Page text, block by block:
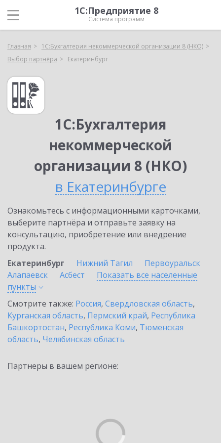
1С:Предприятие 8
Система программ
Главная
1С:Бухгалтерия некоммерческой организации 8 (НКО)
Выбор партнёра
Екатеринбург
1С:Бухгалтерия
некоммерческой
организации 8 (НКО)
в Екатеринбурге
Ознакомьтесь с информационными карточками,
выберите партнёра и отправьте заявку на
консультацию, приобретение или внедрение
продукта.
Екатеринбург
Нижний Тагил
Первоуральск
Алапаевск
Асбест
Показать все населенные
пункты
Смотрите также: Россия, Свердловская область,
Курганская область, Пермский край, Республика
Башкортостан, Республика Коми, Тюменская
область, Челябинская область
Партнеры в вашем регионе: